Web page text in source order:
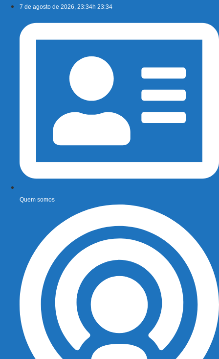
conteúdo
7 de agosto de 2026, 23:34h 23:34
Quem somos